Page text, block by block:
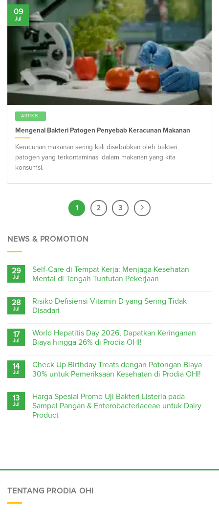
ARTIKEL
Mengenal Bakteri Patogen Penyebab Keracunan Makanan
Keracunan makanan sering kali disebabkan oleh bakteri
patogen yang terkontaminasi dalam makanan yang kita
konsumsi.
09
Jul
1 2 3
NEWS & PROMOTION
29
Jul
Self-Care di Tempat Kerja: Menjaga Kesehatan
Mental di Tengah Tuntutan Pekerjaan
28
Jul
Risiko Defisiensi Vitamin D yang Sering Tidak
Disadari
17
Jul
World Hepatitis Day 2026, Dapatkan Keringanan
Biaya hingga 26% di Prodia OHI!
14
Jul
Check Up Birthday Treats dengan Potongan Biaya
30% untuk Pemeriksaan Kesehatan di Prodia OHI!
13
Jul
Harga Spesial Promo Uji Bakteri Listeria pada
Sampel Pangan & Enterobacteriaceae untuk Dairy
Product
TENTANG PRODIA OHI